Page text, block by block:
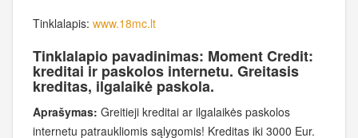
Tinklalapis: www.18mc.lt
Tinklalapio pavadinimas: Moment Credit:
kreditai ir paskolos internetu. Greitasis
kreditas, ilgalaikė paskola.
Aprašymas: Greitieji kreditai ar ilgalaikės paskolos
internetu patraukliomis sąlygomis! Kreditas iki 3000 Eur.